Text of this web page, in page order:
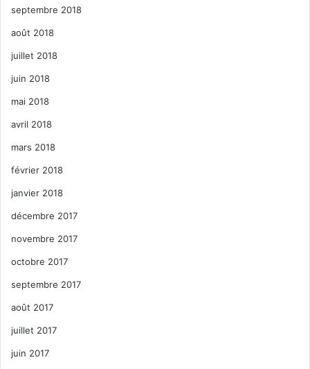
septembre 2018
août 2018
juillet 2018
juin 2018
mai 2018
avril 2018
mars 2018
février 2018
janvier 2018
décembre 2017
novembre 2017
octobre 2017
septembre 2017
août 2017
juillet 2017
juin 2017